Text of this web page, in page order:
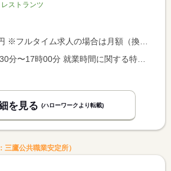
ストランツ
の場合は月額（換算額）、パート求人の場合は時間額を表示しています。
就業時間１ 10時30分〜17時00分 就業時間に関する特記事項 ＊休憩時間は就業時間に応じて法定どおり付与します。 <BR> ＊勤務時間、勤務日はご相談ください。
を見る (ハローワークより転載)
鷹公共職業安定所）